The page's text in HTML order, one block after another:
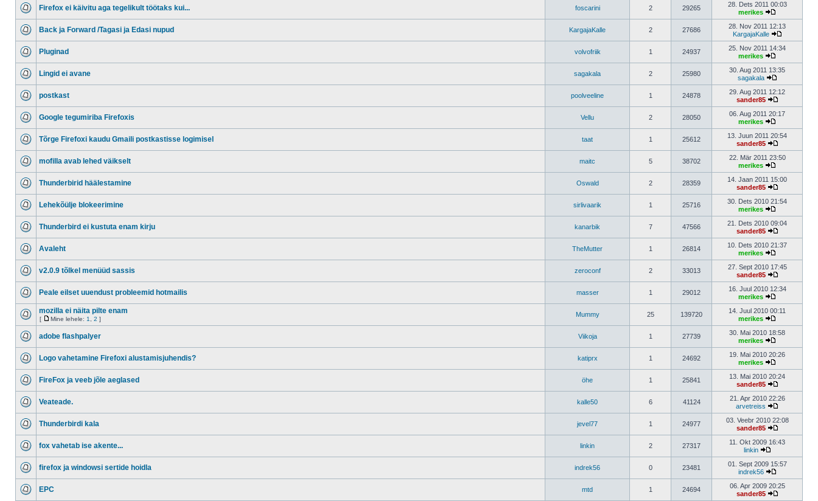
Firefox ei käivitu aga tegelikult töötaks kui... foscarini 2 29265
28. Dets 2011 00:03
merikes
Back ja Forward /Tagasi ja Edasi nupud KargajaKalle 2 27686
28. Nov 2011 12:13
KargajaKalle
Pluginad volvofriik 1 24937
25. Nov 2011 14:34
merikes
Lingid ei avane sagakala 2 25980
30. Aug 2011 13:35
sagakala
postkast poolveeline 1 24878
29. Aug 2011 12:12
sander85
Google tegumiriba Firefoxis Vellu 2 28050
06. Aug 2011 20:17
merikes
Tõrge Firefoxi kaudu Gmaili postkastisse logimisel taat 1 25612
13. Juun 2011 20:54
sander85
mofilla avab lehed väikselt maitc 5 38702
22. Mär 2011 23:50
merikes
Thunderbirid häälestamine Oswald 2 28359
14. Jaan 2011 15:00
sander85
Lehekõülje blokeerimine sirlivaarik 1 25716
30. Dets 2010 21:54
merikes
Thunderbird ei kustuta enam kirju kanarbik 7 47566
21. Dets 2010 09:04
sander85
Avaleht TheMutter 1 26814
10. Dets 2010 21:37
merikes
v2.0.9 tõlkel menüüd sassis zeroconf 2 33013
27. Sept 2010 17:45
sander85
Peale eilset uuendust probleemid hotmailis masser 1 29012
16. Juul 2010 12:34
merikes
mozilla ei näita pilte enam
[ Mine lehele: 1 2 ]
Mummy 25 139720
14. Juul 2010 00:11
merikes
adobe flashpalyer Viikoja 1 27739
30. Mai 2010 18:58
merikes
Logo vahetamine Firefoxi alustamisjuhendis? katiprx 1 24692
19. Mai 2010 20:26
merikes
FireFox ja veeb jõle aeglased öhe 1 25841
13. Mai 2010 20:24
sander85
Veateade. kalle50 6 41124
21. Apr 2010 22:26
arvetreiss
Thunderbirdi kala jevel77 1 24977
03. Veebr 2010 22:08
sander85
fox vahetab ise akente... linkin 2 27317
11. Okt 2009 16:43
linkin
firefox ja windowsi sertide hoidla indrek56 0 23481
01. Sept 2009 15:57
indrek56
EPC mtd 1 24694
06. Apr 2009 20:25
sander85